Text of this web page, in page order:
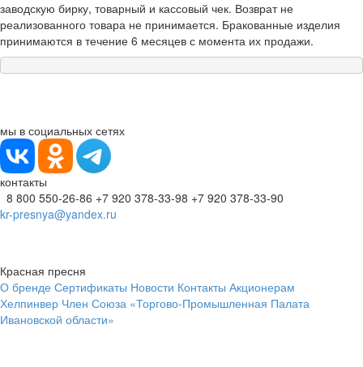
заводскую бирку, товарный и кассовый чек. Возврат не
реализованного товара не принимается. Бракованные изделия
принимаются в течение 6 месяцев с момента их продажи.
мы в социальных сетях
контакты
8 800 550-26-86 +7 920 378-33-98 +7 920 378-33-90
kr-presnya@yandex.ru
Красная пресня
О бренде Сертификаты Новости Контакты Акционерам
Хелпинвер Член Союза «Торгово-Промышленная Палата
Ивановской области»